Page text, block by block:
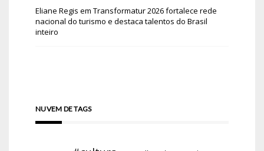
Eliane Regis em Transformatur 2026 fortalece rede
nacional do turismo e destaca talentos do Brasil
inteiro
NUVEM DE TAGS